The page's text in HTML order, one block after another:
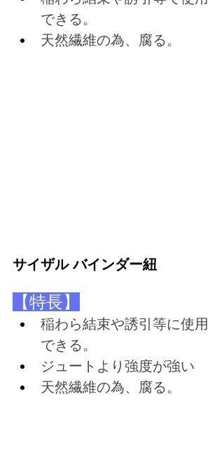
できる。
天然繊維の為、腐る。
サイザル バインダー紐
【特長】
稲わら結束や誘引等に使用
できる。
ジュートより強度が強い
天然繊維の為、腐る。